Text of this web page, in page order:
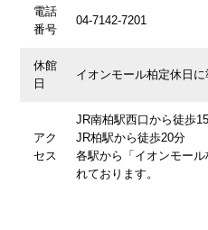
電話
番号
04-7142-7201
休館
日
イオンモール柏定休日に
アク
セス
JR南柏駅西口から徒歩
JR柏駅から徒歩20分
各駅から「イオンモー
れております。